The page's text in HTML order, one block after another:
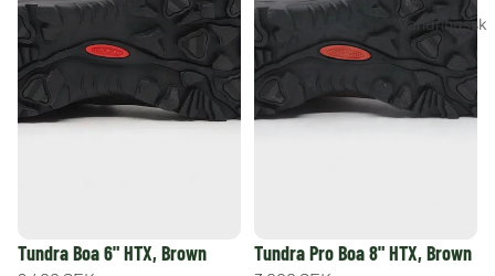
Vandringssk
Vinterskor
Kängor
Tundra Boa 6" HTX, Brown Tundra Pro Boa 8" HTX, Brown